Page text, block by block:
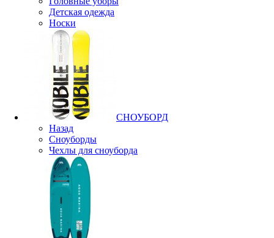
Детская одежда
Носки
СНОУБОРД
Назад
Сноуборды
Чехлы для сноуборда